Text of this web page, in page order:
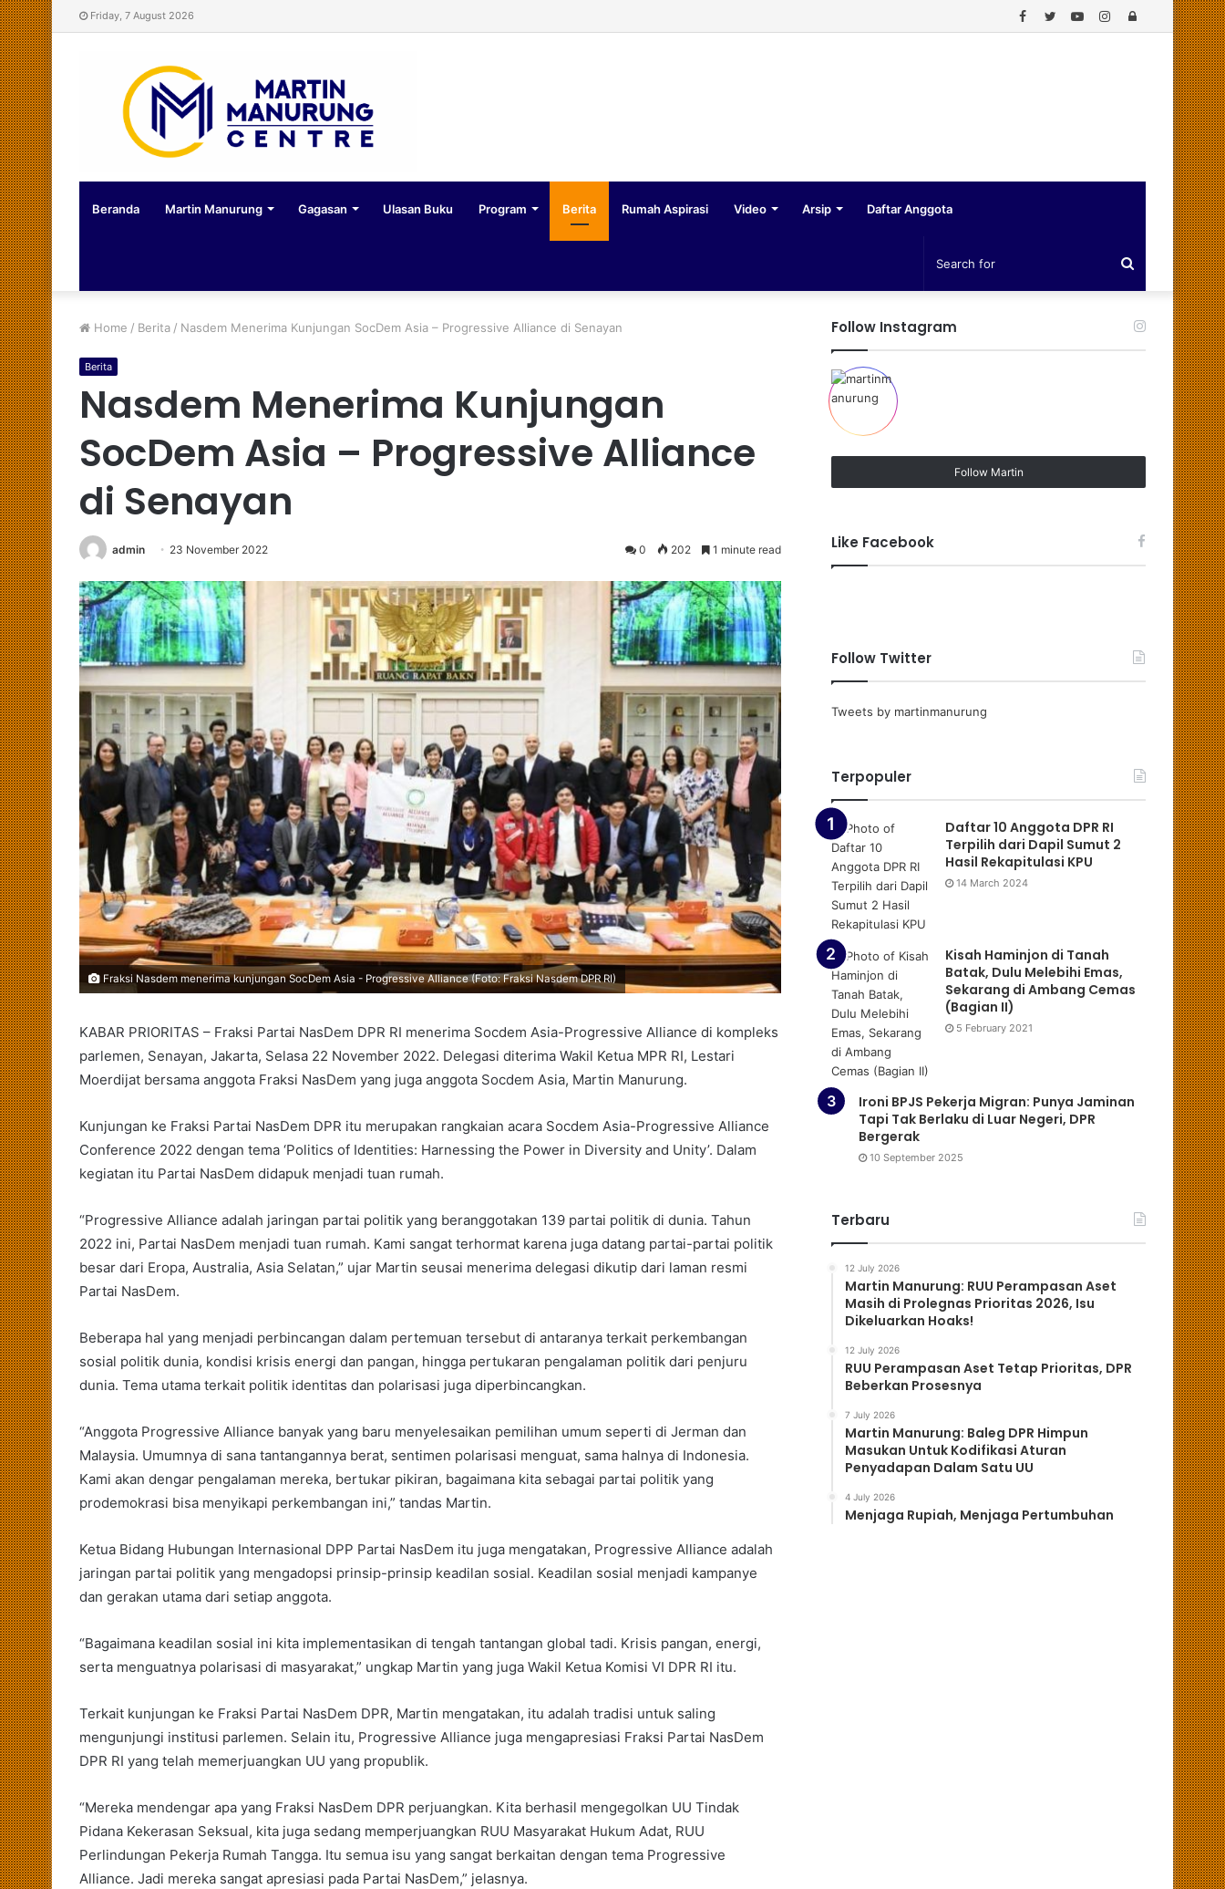
Friday, 7 August 2026 Log
Instagram
YouTube
Twitter
Facebook
Beranda Martin Manurung Gagasan Ulasan Buku Program Berita Rumah Aspirasi Video Arsip Daftar Anggota
Search
for
Home / Berita / Nasdem Menerima Kunjungan SocDem Asia – Progressive Alliance di Senayan
Berita
Nasdem Menerima Kunjungan
SocDem Asia – Progressive Alliance
di Senayan
admin 23 November 2022 0 202 1 minute read
Fraksi Nasdem menerima kunjungan SocDem Asia - Progressive Alliance (Foto: Fraksi Nasdem DPR RI)
KABAR PRIORITAS – Fraksi Partai NasDem DPR RI menerima Socdem Asia-Progressive Alliance di kompleks
parlemen, Senayan, Jakarta, Selasa 22 November 2022. Delegasi diterima Wakil Ketua MPR RI, Lestari
Moerdijat bersama anggota Fraksi NasDem yang juga anggota Socdem Asia, Martin Manurung.
Kunjungan ke Fraksi Partai NasDem DPR itu merupakan rangkaian acara Socdem Asia-Progressive Alliance
Conference 2022 dengan tema ‘Politics of Identities: Harnessing the Power in Diversity and Unity’. Dalam
kegiatan itu Partai NasDem didapuk menjadi tuan rumah.
“Progressive Alliance adalah jaringan partai politik yang beranggotakan 139 partai politik di dunia. Tahun
2022 ini, Partai NasDem menjadi tuan rumah. Kami sangat terhormat karena juga datang partai-partai politik
besar dari Eropa, Australia, Asia Selatan,” ujar Martin seusai menerima delegasi dikutip dari laman resmi
Partai NasDem.
Beberapa hal yang menjadi perbincangan dalam pertemuan tersebut di antaranya terkait perkembangan
sosial politik dunia, kondisi krisis energi dan pangan, hingga pertukaran pengalaman politik dari penjuru
dunia. Tema utama terkait politik identitas dan polarisasi juga diperbincangkan.
“Anggota Progressive Alliance banyak yang baru menyelesaikan pemilihan umum seperti di Jerman dan
Malaysia. Umumnya di sana tantangannya berat, sentimen polarisasi menguat, sama halnya di Indonesia.
Kami akan dengar pengalaman mereka, bertukar pikiran, bagaimana kita sebagai partai politik yang
prodemokrasi bisa menyikapi perkembangan ini,” tandas Martin.
Ketua Bidang Hubungan Internasional DPP Partai NasDem itu juga mengatakan, Progressive Alliance adalah
jaringan partai politik yang mengadopsi prinsip-prinsip keadilan sosial. Keadilan sosial menjadi kampanye
dan gerakan utama dari setiap anggota.
“Bagaimana keadilan sosial ini kita implementasikan di tengah tantangan global tadi. Krisis pangan, energi,
serta menguatnya polarisasi di masyarakat,” ungkap Martin yang juga Wakil Ketua Komisi VI DPR RI itu.
Terkait kunjungan ke Fraksi Partai NasDem DPR, Martin mengatakan, itu adalah tradisi untuk saling
mengunjungi institusi parlemen. Selain itu, Progressive Alliance juga mengapresiasi Fraksi Partai NasDem
DPR RI yang telah memerjuangkan UU yang propublik.
“Mereka mendengar apa yang Fraksi NasDem DPR perjuangkan. Kita berhasil mengegolkan UU Tindak
Pidana Kekerasan Seksual, kita juga sedang memperjuangkan RUU Masyarakat Hukum Adat, RUU
Perlindungan Pekerja Rumah Tangga. Itu semua isu yang sangat berkaitan dengan tema Progressive
Alliance. Jadi mereka sangat apresiasi pada Partai NasDem,” jelasnya.
Follow Instagram
Follow Martin
Like Facebook
Follow Twitter
Tweets by martinmanurung
Terpopuler
Daftar 10 Anggota DPR RI
Terpilih dari Dapil Sumut 2
Hasil Rekapitulasi KPU
14 March 2024
Kisah Haminjon di Tanah
Batak, Dulu Melebihi Emas,
Sekarang di Ambang Cemas
(Bagian II)
5 February 2021
Ironi BPJS Pekerja Migran: Punya Jaminan
Tapi Tak Berlaku di Luar Negeri, DPR
Bergerak
10 September 2025
Terbaru
12 July 2026
Martin Manurung: RUU Perampasan Aset
Masih di Prolegnas Prioritas 2026, Isu
Dikeluarkan Hoaks!
12 July 2026
RUU Perampasan Aset Tetap Prioritas, DPR
Beberkan Prosesnya
7 July 2026
Martin Manurung: Baleg DPR Himpun
Masukan Untuk Kodifikasi Aturan
Penyadapan Dalam Satu UU
4 July 2026
Menjaga Rupiah, Menjaga Pertumbuhan